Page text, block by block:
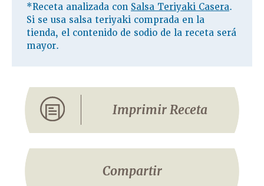
*Receta analizada con Salsa Teriyaki Casera.
Si se usa salsa teriyaki comprada en la
tienda, el contenido de sodio de la receta será
mayor.
Imprimir Receta
Compartir